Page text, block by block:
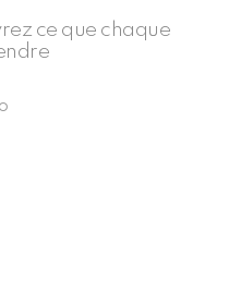
ce que chaque